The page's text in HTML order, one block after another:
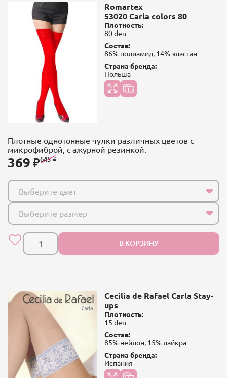
Romartex
53020 Carla colors 80
Плотность:
80 den
Состав:
86% полиамид, 14% эластан
Страна бренда:
Польша
Плотные однотонные чулки различных цветов с
микрофиброй, с ажурной резинкой.
369 645
Выберите цвет
Выберите размер
В КОРЗИНУ
Cecilia de Rafael Carla Stay-
ups
Плотность:
15 den
Состав:
85% нейлон, 15% лайкра
Страна бренда:
Испания